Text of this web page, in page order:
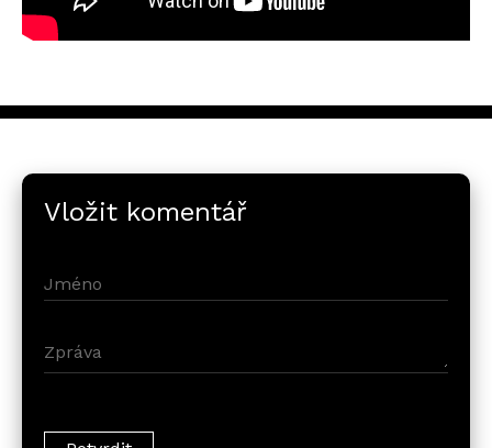
Vložit komentář